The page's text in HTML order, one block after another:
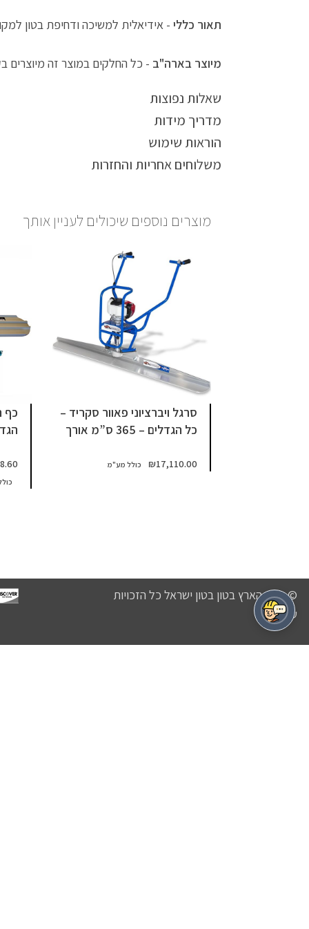
תאור כללי - אידיאלית למשיכה ודחיפת בטון
מיוצר בארה"ב - כל החלקים במוצר זה מיוצרים
שאלות נפוצות
מדריך מידות
הוראות שימוש
משלוחים אחריות והחזרות
מוצרים נוספים שיכולים לעניין אותך
סרגל ויברציוני פאוור סקריד –
כל הגדלים – 365 ס”מ אורך
₪17,110.00
כף
© נכסי הארץ בטון בטון ישראל כל הזכויות
שמורות